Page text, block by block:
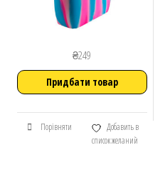
₴249
Придбати товар
Порівняти
Добавить в
список желаний